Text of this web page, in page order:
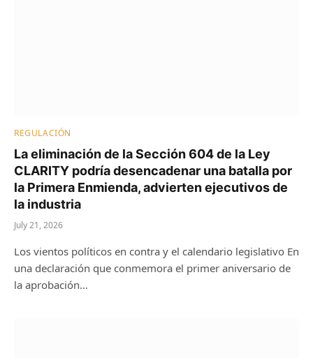
REGULACIÓN
La eliminación de la Sección 604 de la Ley
CLARITY podría desencadenar una batalla por
la Primera Enmienda, advierten ejecutivos de
la industria
July 21, 2026
Los vientos políticos en contra y el calendario legislativo En
una declaración que conmemora el primer aniversario de
la aprobación…